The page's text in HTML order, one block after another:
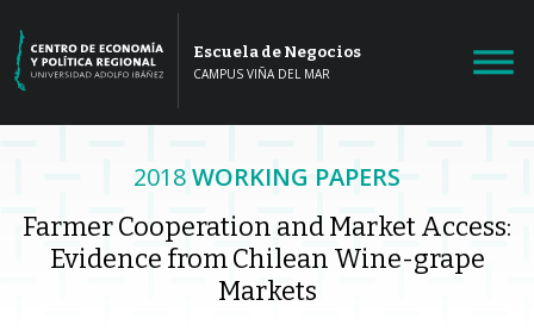
Escuela de Negocios
CAMPUS VIÑA DEL MAR
2018WORKING PAPERS
Farmer Cooperation and Market Access:
Evidence from Chilean Wine-grape
Markets